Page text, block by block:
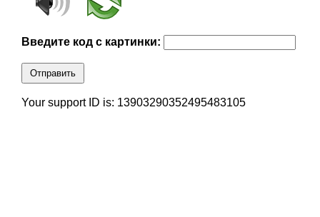
Введите код с картинки:
Отправить
Your support ID is: 13903290352495483105